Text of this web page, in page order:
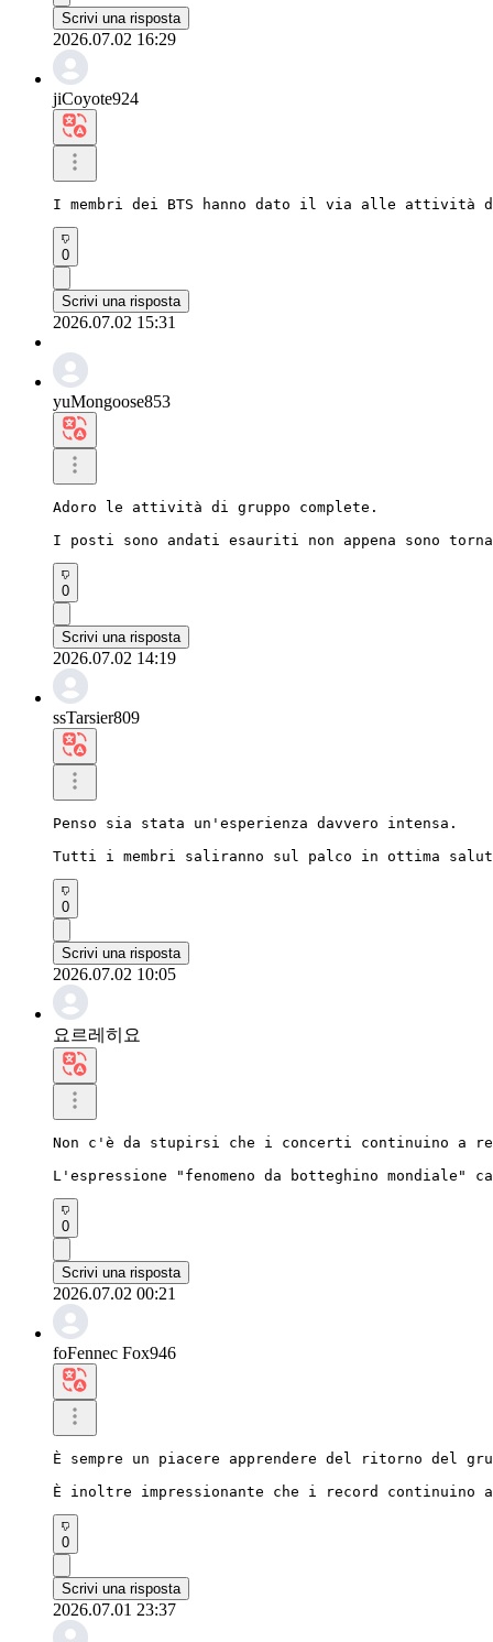
Scrivi una risposta
2026.07.02 16:29
jiCoyote924
I membri dei BTS hanno dato il via alle attività
0
Scrivi una risposta
2026.07.02 15:31
yuMongoose853
Adoro le attività di gruppo complete.
I posti sono andati esauriti non appena sono
0
Scrivi una risposta
2026.07.02 14:19
ssTarsier809
Penso sia stata un'esperienza davvero intensa.
Tutti i membri saliranno sul palco in ottima
0
Scrivi una risposta
2026.07.02 10:05
요르레히요
Non c'è da stupirsi che i concerti continuino
L'espressione "fenomeno da botteghino mondiale"
0
Scrivi una risposta
2026.07.02 00:21
foFennec Fox946
È sempre un piacere apprendere del ritorno del
È inoltre impressionante che i record
0
Scrivi una risposta
2026.07.01 23:37